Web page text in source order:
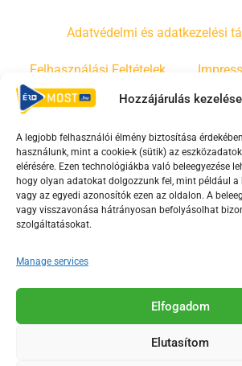
Hozzájárulás kezelése
A legjobb felhasználói élmény biztosítása
használunk, mint a cookie-k (sütik) az
elérésére. Ezen technológiákba való beleegyezése
hogy olyan adatokat dolgozzunk fel, mint például a
vagy az egyedi azonosítók ezen az oldalon. A
vagy visszavonása hátrányosan befolyásolhat
szolgáltatásokat.
Manage services
Elfogadom
Elutasítom
Adatvédelmi és adatkezelési
Felhasználási Feltételek
Irányelvek Moderálási
F
a
c
e
o
o
-
Y
o
u
t
b
e
s
T
i
k
Az Érd Média médiaszolgáltatási
Médiatanács a Magyar Média